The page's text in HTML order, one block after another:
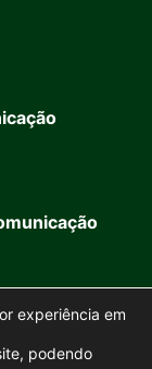
experiência em
podendo